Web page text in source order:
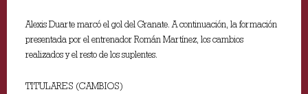
Alexis Duarte marcó el gol del Granate. A continuación, la formación
presentada por el entrenador Román Martínez, los cambios
realizados y el resto de los suplentes.
TITULARES (CAMBIOS)